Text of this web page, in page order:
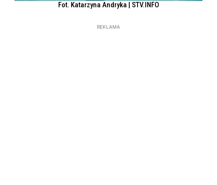
Fot. Katarzyna Andryka | STV.INFO
REKLAMA